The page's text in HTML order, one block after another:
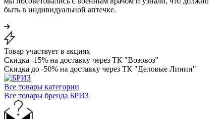
быть в индивидуальной аптечке.
Товар участвует в акциях
Скидка -15% на доставку через ТК "Возовоз"
Скидка до -50% на доставку через ТК "Деловые Линии"
Все товары категории
Все товары бренда БРИЗ